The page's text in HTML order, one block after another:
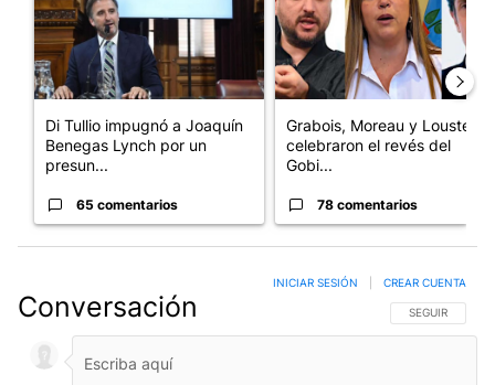
Di Tullio impugnó a Joaquín
Benegas Lynch por un
presun...
65 comentarios
Grabois, Moreau y Lousteau
celebraron el revés del
Gobi...
78 comentarios
Conversación SIGA ESTA
SEGUIR
INICIAR SESIÓN CREAR CUENTA